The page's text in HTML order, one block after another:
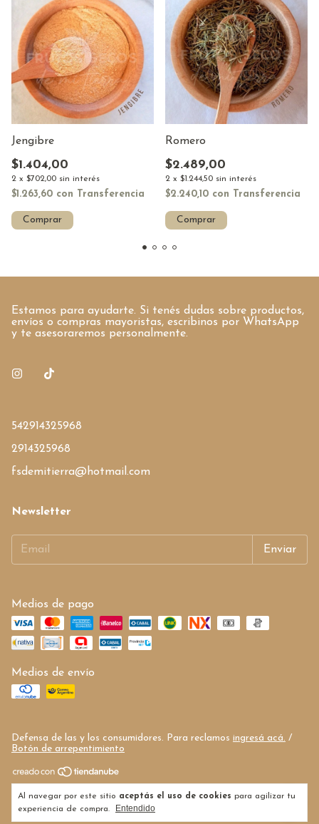
Al navegar por este sitio aceptás el uso de cookies para agilizar tu
experiencia de compra.
Entendido
Jengibre
$1.404,00
2 x $702,00 sin interés
$1.263,60 con Transferencia
Comprar
Romero
$2.489,00
2 x $1.244,50 sin interés
$2.240,10 con Transferencia
Comprar
Estamos para ayudarte. Si tenés dudas sobre productos,
envíos o compras mayoristas, escribinos por WhatsApp
y te asesoraremos personalmente.
542914325968
2914325968
fsdemitierra@hotmail.com
Newsletter
Medios de pago
Medios de envío
Defensa de las y los consumidores. Para reclamos ingresá acá. /
Botón de arrepentimiento
Copyright Frutos secos de mi tierra - 27335709824 - 2026. Todos
los derechos reservados.